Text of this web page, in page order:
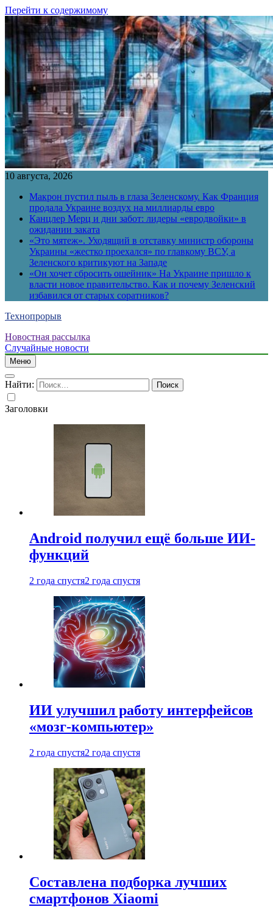
Перейти к содержимому
10 августа, 2026
Макрон пустил пыль в глаза Зеленскому. Как Франция
продала Украине воздух на миллиарды евро
Канцлер Мерц и дни забот: лидеры «евродвойки» в
ожидании заката
«Это мятеж». Уходящий в отставку министр обороны
Украины «жестко проехался» по главкому ВСУ, а
Зеленского критикуют на Западе
«Он хочет сбросить ошейник» На Украине пришло к
власти новое правительство. Как и почему Зеленский
избавился от старых соратников?
Технопрорыв
Новостная рассылка
Случайные новости
Меню
Найти:
Заголовки
Android получил ещё больше ИИ-
функций
2 года спустя2 года спустя
ИИ улучшил работу интерфейсов
«мозг-компьютер»
2 года спустя2 года спустя
Составлена подборка лучших
смартфонов Xiaomi